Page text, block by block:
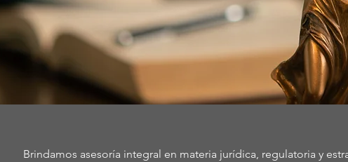
Brindamos asesoría integral en materia jurídica, regulatoria y